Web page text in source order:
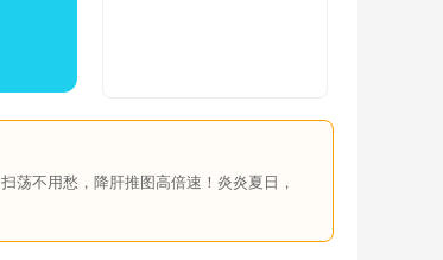
荡不用愁，降肝推图高倍速！炎炎夏日，